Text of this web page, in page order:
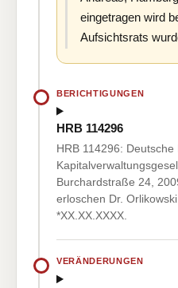
eingetragen wird
Aufsichtsrats
BERICHTIGUNGEN
HRB 114296
HRB 114296:
Burchardstraße 24,
erloschen Dr.
*XX.XX.XXXX.
VERÄNDERUNGEN